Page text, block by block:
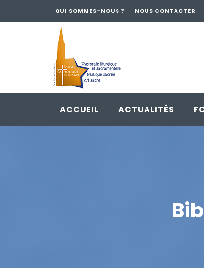
Skip
QUI SOMMES-NOUS ? NOUS CONTACTER
ACCUEIL ACTUALITÉS